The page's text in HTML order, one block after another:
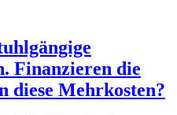
Finanzieren die
diese Mehrkosten?